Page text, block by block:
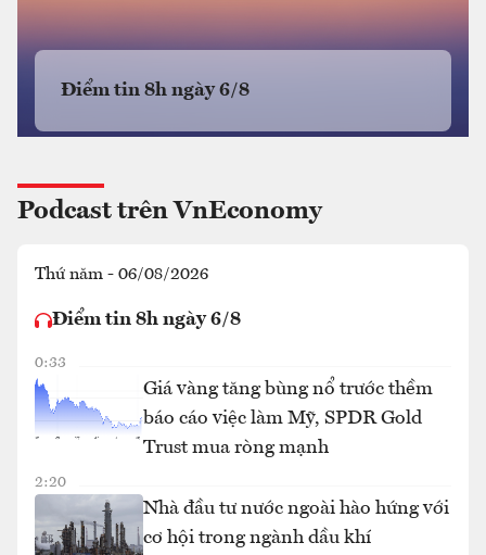
Điểm tin 8h ngày 6/8
Podcast trên VnEconomy
Thứ năm - 06/08/2026
Điểm tin 8h ngày 6/8
0:33
Giá vàng tăng bùng nổ trước thềm
báo cáo việc làm Mỹ, SPDR Gold
Trust mua ròng mạnh
2:20
Nhà đầu tư nước ngoài hào hứng với
cơ hội trong ngành dầu khí